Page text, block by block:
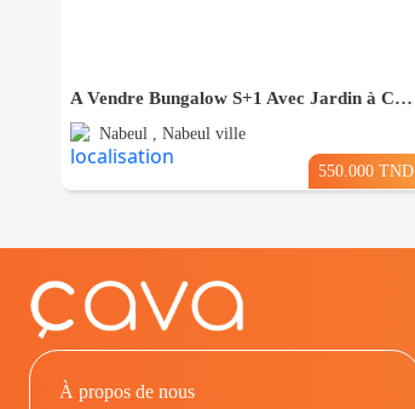
A Vendre Bungalow S+1 Avec Jardin à Club Farah, Nabeul
Nabeul , Nabeul ville
550.000 TND
À propos de nous